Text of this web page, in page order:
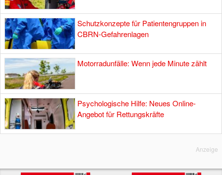
Schutzkonzepte für Patientengruppen in
CBRN-Gefahrenlagen
Motorradunfälle: Wenn jede Minute zählt
Psychologische Hilfe: Neues Online-
Angebot für Rettungskräfte
Anzeige